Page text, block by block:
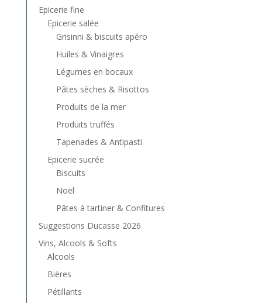
Epicerie fine
Epicerie salée
Grisinni & biscuits apéro
Huiles & Vinaigres
Légumes en bocaux
Pâtes sèches & Risottos
Produits de la mer
Produits truffés
Tapenades & Antipasti
Epicerie sucrée
Biscuits
Noël
Pâtes à tartiner & Confitures
Suggestions Ducasse 2026
Vins, Alcools & Softs
Alcools
Bières
Pétillants